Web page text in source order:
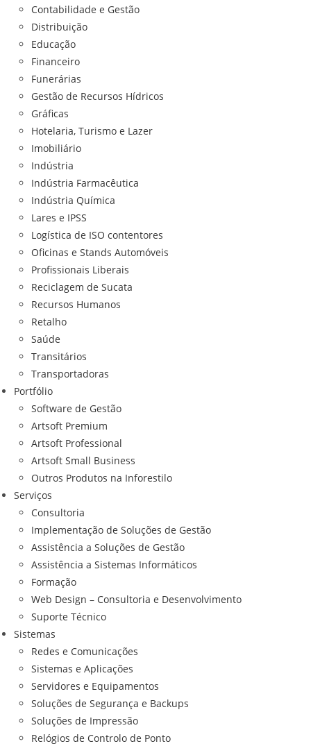
Contabilidade e Gestão
Distribuição
Educação
Financeiro
Funerárias
Gestão de Recursos Hídricos
Gráficas
Hotelaria, Turismo e Lazer
Imobiliário
Indústria
Indústria Farmacêutica
Indústria Química
Lares e IPSS
Logística de ISO contentores
Oficinas e Stands Automóveis
Profissionais Liberais
Reciclagem de Sucata
Recursos Humanos
Retalho
Saúde
Transitários
Transportadoras
Portfólio
Software de Gestão
Artsoft Premium
Artsoft Professional
Artsoft Small Business
Outros Produtos na Inforestilo
Serviços
Consultoria
Implementação de Soluções de Gestão
Assistência a Soluções de Gestão
Assistência a Sistemas Informáticos
Formação
Web Design – Consultoria e Desenvolvimento
Suporte Técnico
Sistemas
Redes e Comunicações
Sistemas e Aplicações
Servidores e Equipamentos
Soluções de Segurança e Backups
Soluções de Impressão
Relógios de Controlo de Ponto